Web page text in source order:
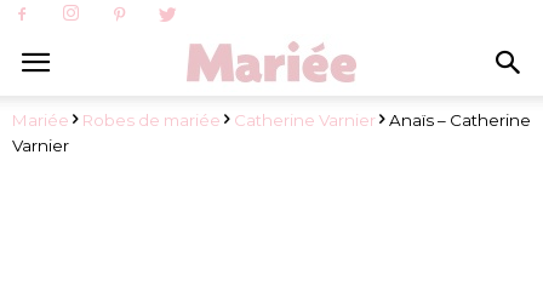
Mariée Robes de mariée Catherine Varnier
Anaïs – Catherine
Varnier